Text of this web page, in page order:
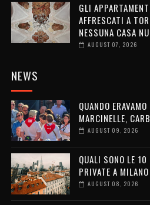
GLI
AFFRESCATI A
NESSUNA CASA
AUGUST 07, 2026
NEWS
QUANDO
MARCINELLE,
AUGUST 09, 2026
QUALI SONO LE
PRIVATE A MILANO
AUGUST 08, 2026